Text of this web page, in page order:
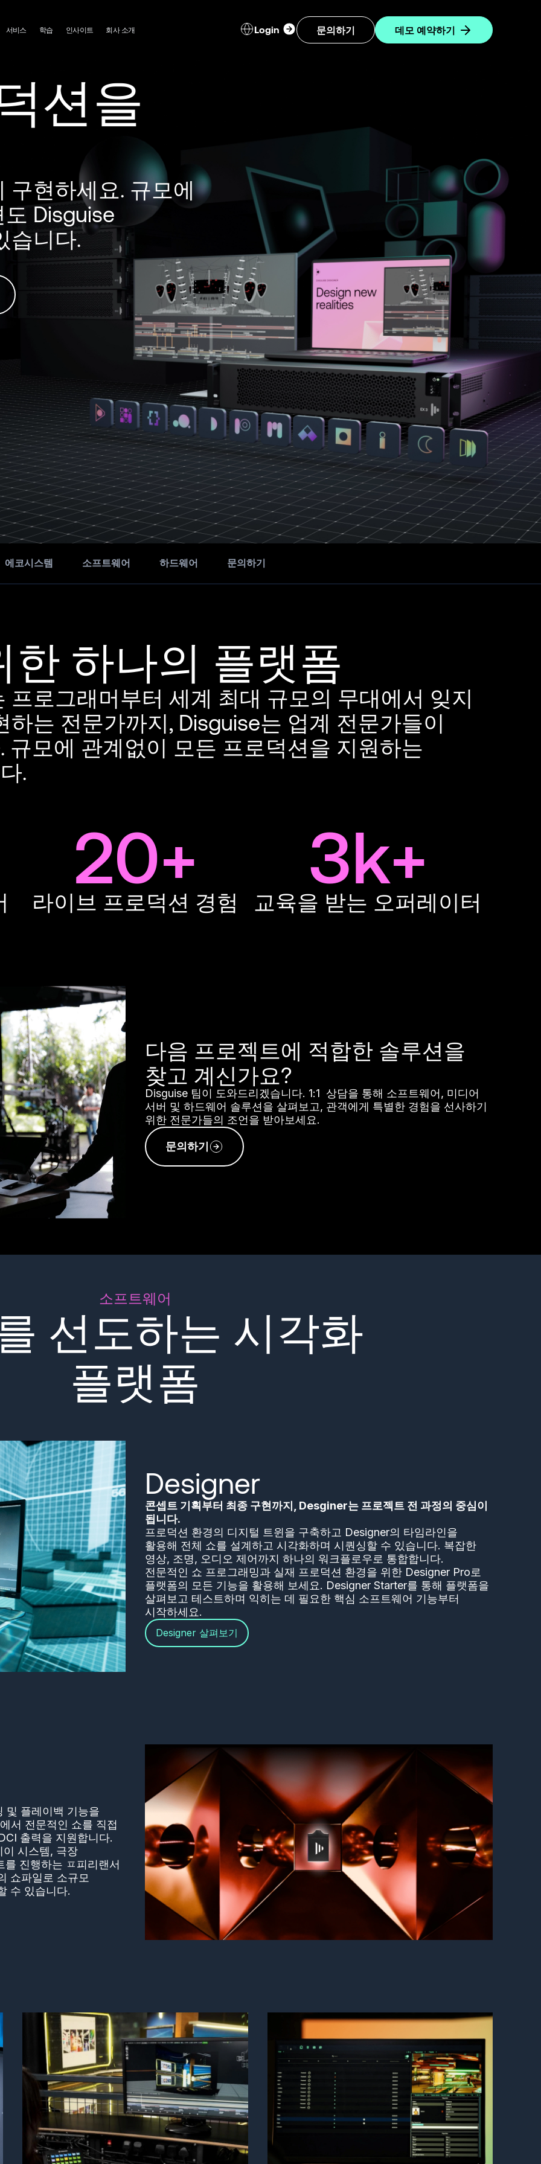
서비스 학습 인사이트 회사 소개
Login
Login 문의하기 데모 예약하기
션을
구현하세요. 규모에
Disguise
습니다.
에코시스템 소프트웨어 하드웨어 문의하기
한 하나의 플랫폼
프로그래머부터 세계 최대 규모의 무대에서 잊지
는 전문가까지, Disguise는 업계 전문가들이
규모에 관계없이 모든 프로덕션을 지원하는
.
20+
라이브 프로덕션 경험
3k+
교육을 받는 오퍼레이터
다음 프로젝트에 적합한 솔루션을
찾고 계신가요?
Disguise 팀이 도와드리겠습니다. 1:1 상담을 통해 소프트웨어, 미디어
서버 및 하드웨어 솔루션을 살펴보고, 관객에게 특별한 경험을 선사하기
위한 전문가들의 조언을 받아보세요.
문의하기
소프트웨어
선도하는 시각화
플랫폼
Designer
콘셉트 기획부터 최종 구현까지, Desginer는 프로젝트 전 과정의 중심이
됩니다.
프로덕션 환경의 디지털 트윈을 구축하고 Designer의 타임라인을
활용해 전체 쇼를 설계하고 시각화하며 시퀀싱할 수 있습니다. 복잡한
영상, 조명, 오디오 제어까지 하나의 워크플로우로 통합합니다.
전문적인 쇼 프로그래밍과 실재 프로덕션 환경을 위한 Designer Pro로
플랫폼의 모든 기능을 활용해 보세요. Designer Starter를 통해 플랫폼을
살펴보고 테스트하며 익히는 데 필요한 핵심 소프트웨어 기능부터
시작하세요.
Designer 살펴보기
및 플레이백 기능을
서 전문적인 쇼를 직접
출력을 지원합니다.
이 시스템, 극장
진행하는 ㅍ피리랜서
쇼파일로 소규모
수 있습니다.